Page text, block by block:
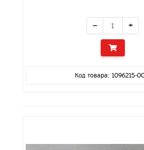
− +
Код товара: 1096215-